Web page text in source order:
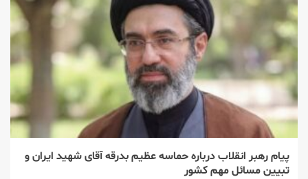
پیام رهبر انقلاب درباره حماسه عظیم بدرقه آقای شهید ایران و
تبیین مسائل مهم کشور